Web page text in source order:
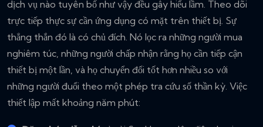
dịch vụ nào tuyên bố như vậy đều gây hiểu lầm. Theo dõi
trực tiếp thực sự cần ứng dụng có mặt trên thiết bị. Sự
thẳng thắn đó là có chủ đích. Nó lọc ra những người mua
nghiêm túc, những người chấp nhận rằng họ cần tiếp cận
thiết bị một lần, và họ chuyển đổi tốt hơn nhiều so với
những người đuổi theo một phép tra cứu số thần kỳ. Việc
thiết lập mất khoảng năm phút: